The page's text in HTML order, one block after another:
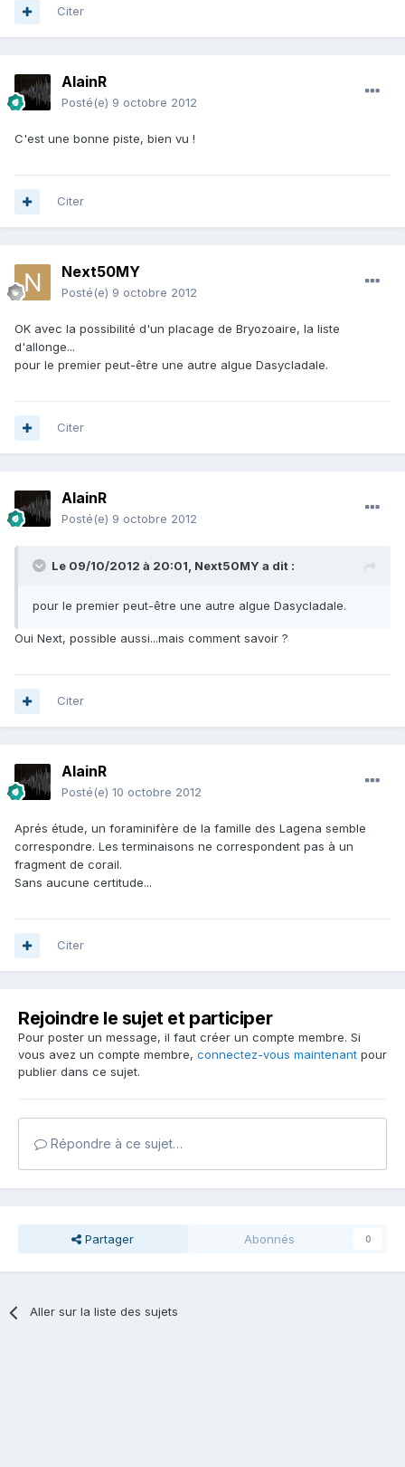
Citer
AlainR
Posté(e) 9 octobre 2012
C'est une bonne piste, bien vu !
Citer
Next50MY
Posté(e) 9 octobre 2012
OK avec la possibilité d'un placage de Bryozoaire, la liste
d'allonge...
pour le premier peut-être une autre algue Dasycladale.
Citer
AlainR
Posté(e) 9 octobre 2012
Le 09/10/2012 à 20:01, Next50MY a dit :
pour le premier peut-être une autre algue Dasycladale.
Oui Next, possible aussi...mais comment savoir ?
Citer
AlainR
Posté(e) 10 octobre 2012
Aprés étude, un foraminifère de la famille des Lagena semble
correspondre. Les terminaisons ne correspondent pas à un
fragment de corail.
Sans aucune certitude...
Citer
Rejoindre le sujet et participer
Pour poster un message, il faut créer un compte membre. Si
vous avez un compte membre, connectez-vous maintenant pour
publier dans ce sujet.
Répondre à ce sujet…
Partager Abonnés 0
Aller sur la liste des sujets